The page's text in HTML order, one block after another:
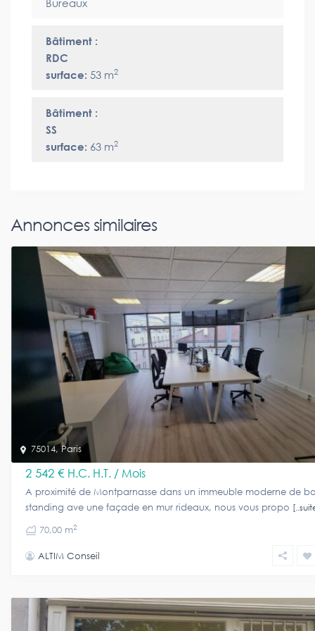
Bureaux
Bâtiment :
RDC
surface: 53 m2
Bâtiment :
SS
surface: 63 m2
Annonces similaires
75014, Paris
2 542 € H.C. H.T. / Mois
A proximité de Montparnasse dans un immeuble moderne de
standing ave une façade en mur rideaux, nous vous propo
70,00 m2
ALTIM Conseil